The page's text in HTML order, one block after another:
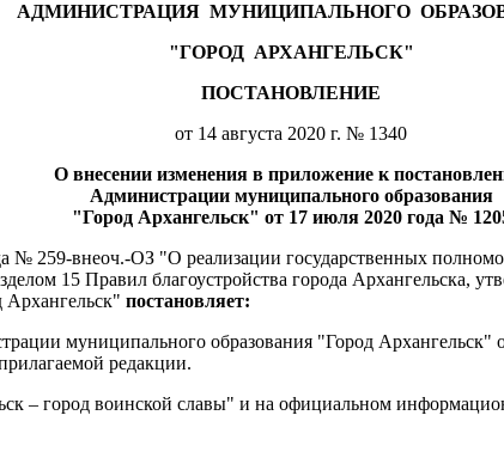
АДМИНИСТРАЦИЯ МУНИЦИПАЛЬНОГО
"ГОРОД АРХАНГЕЛЬСК"
ПОСТАНОВЛЕНИЕ
от 14 августа 2020 г. № 1340
О внесении изменения в приложение к
Администрации муниципального образования
"Город Архангельск" от 17 июля 2020 года №
№ 259-внеоч.-ОЗ "О реализации государственных
15 Правил благоустройства города Архангельска,
постановляет:
муниципального образования "Город
редакции.
– город воинской славы" и на официальном